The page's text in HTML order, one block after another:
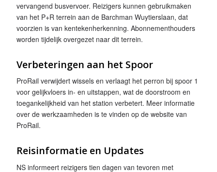
vervangend busvervoer. Reizigers kunnen gebruikmaken
van het P+R terrein aan de Barchman Wuytierslaan, dat
voorzien is van kentekenherkenning. Abonnementhouders
worden tijdelijk overgezet naar dit terrein.
Verbeteringen aan het Spoor
ProRail verwijdert wissels en verlaagt het perron bij spoor 1
voor gelijkvloers in- en uitstappen, wat de doorstroom en
toegankelijkheid van het station verbetert. Meer informatie
over de werkzaamheden is te vinden op de website van
ProRail.
Reisinformatie en Updates
NS informeert reizigers tien dagen van tevoren met